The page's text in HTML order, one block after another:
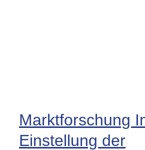
Marktforschung
Einstellung der